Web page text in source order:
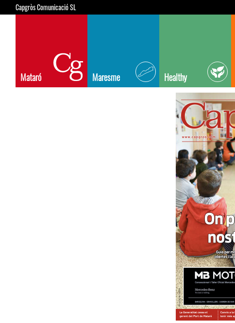
Capgròs Comunicació SL
Mataró Maresme Healthy